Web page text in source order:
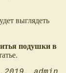
выглядеть
подушки в